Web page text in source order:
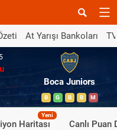
At Yarışı Bankoları
Boca Juniors
B G B B M
Haritası
Yeni
Canlı Puan